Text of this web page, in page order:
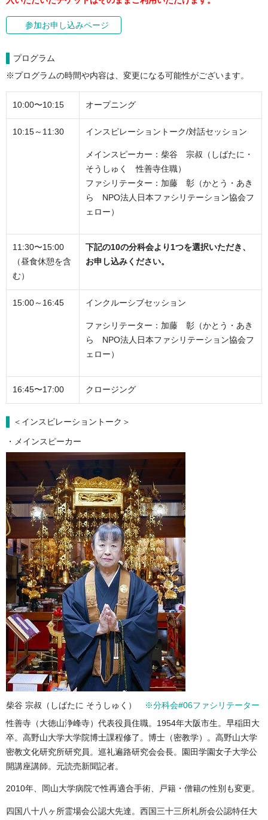
参加お申し込みページ
プログラム
※プログラムの時間や内容は、変更になる可能性がございます。
10:00〜10:15 オープニング
10:15～11:30 インスピレーショントーク/対話セッション
メインスピーカー：柴谷 宗叔（しばたに・
そうしゅく 性善寺住職）
ファシリテーター：加藤 彰（かとう・あき
ら NPO法⼈⽇本ファシリテーション協会フ
ェロー）
11:30〜15:00
（昼食休憩を含
む）
下記の10の分科会より1つを選択いただき、
お申し込みください。
15:00～16:45 インクルーシブセッション
ファシリテーター：加藤 彰（かとう・あき
ら NPO法⼈⽇本ファシリテーション協会フ
ェロー）
16:45〜17:00 クロージング
＜インスピレーショントーク＞
・メインスピーカー
柴谷 宗叔（しばたに そうしゅく） ※分科会#06ファシリテーター
性善寺（大徳山浄峰寺）代表役員住職。1954年大阪市生。早稲田大
卒。高野山大学大学院博士課程修了。博士（密教学）。高野山大学
密教文化研究所研究員。巡礼遍路研究会会長。園田学園女子大学公
開講座講師。元読売新聞記者。
2010年、岡山大学病院で性再適合手術、戸籍・僧籍の性別も変更。
四国八十八ヶ所霊場会公認大先達。西国三十三所札所会公認特任大